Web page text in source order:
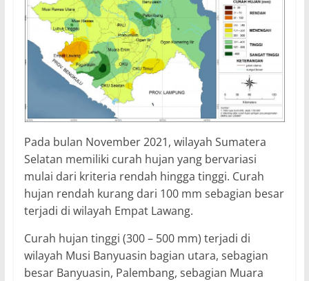
Pada bulan November 2021, wilayah Sumatera
Selatan memiliki curah hujan yang bervariasi
mulai dari kriteria rendah hingga tinggi. Curah
hujan rendah kurang dari 100 mm sebagian besar
terjadi di wilayah Empat Lawang.
Curah hujan tinggi (300 – 500 mm) terjadi di
wilayah Musi Banyuasin bagian utara, sebagian
besar Banyuasin, Palembang, sebagian Muara